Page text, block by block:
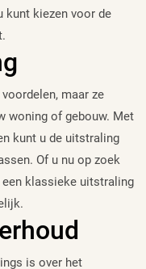
kunt kiezen voor de
maar ze
woning of gebouw. Met
kunt u de uitstraling
Of u nu op zoek
klassieke uitstraling
is over het